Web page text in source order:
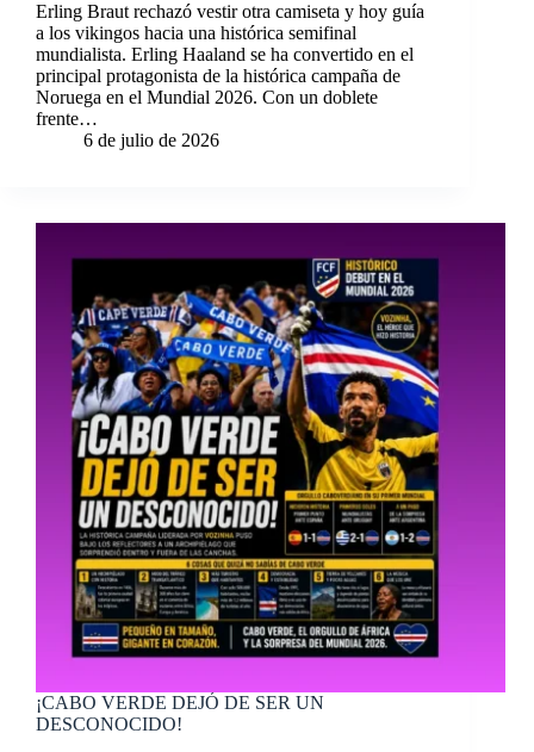
Erling Braut rechazó vestir otra camiseta y hoy guía
a los vikingos hacia una histórica semifinal
mundialista. Erling Haaland se ha convertido en el
principal protagonista de la histórica campaña de
Noruega en el Mundial 2026. Con un doblete
frente…
6 de julio de 2026
¡CABO VERDE DEJÓ DE SER UN
DESCONOCIDO!